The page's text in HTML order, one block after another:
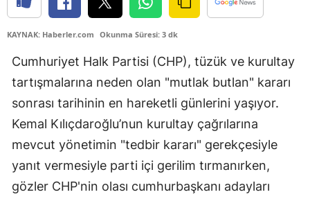
KAYNAK: Haberler.com Okunma Süresi: 3 dk
Cumhuriyet Halk Partisi (CHP), tüzük ve kurultay
tartışmalarına neden olan "mutlak butlan" kararı
sonrası tarihinin en hareketli günlerini yaşıyor.
Kemal Kılıçdaroğlu’nun kurultay çağrılarına
mevcut yönetimin "tedbir kararı" gerekçesiyle
yanıt vermesiyle parti içi gerilim tırmanırken,
gözler CHP'nin olası cumhurbaşkanı adayları